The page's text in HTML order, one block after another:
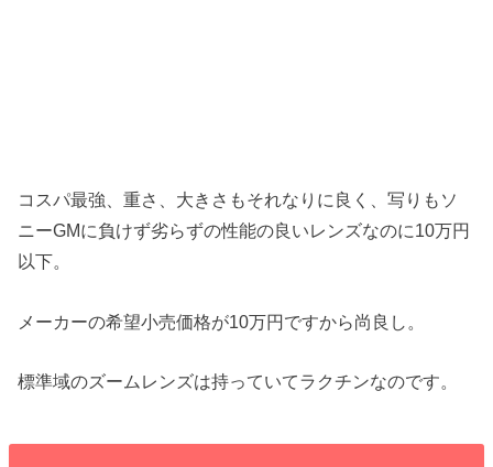
コスパ最強、重さ、大きさもそれなりに良く、写りもソ
ニーGMに負けず劣らずの性能の良いレンズなのに10万円
以下。
メーカーの希望小売価格が10万円ですから尚良し。
標準域のズームレンズは持っていてラクチンなのです。